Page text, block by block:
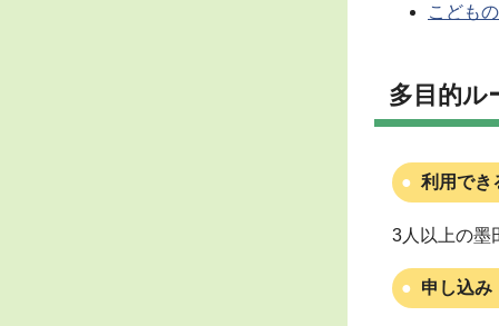
こども
多目的ル
利用でき
3人以上の墨
申し込み